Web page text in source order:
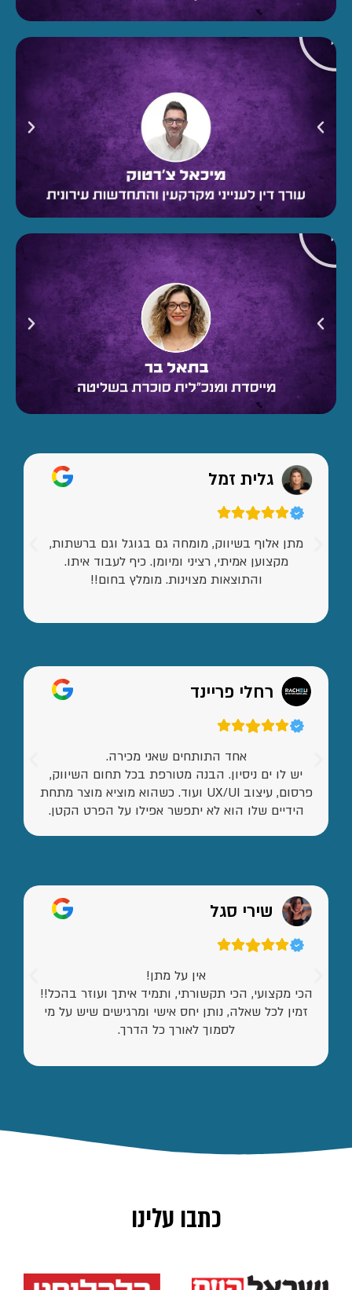
גלית זמל
מתן אלוף בשיווק, מומחה גם בגוגל וגם ברשתות,
מקצוען אמיתי, רציני ומיומן. כיף לעבוד איתו.
והתוצאות מצוינות. מומלץ בחום!!
רחלי פריינד
אחד התותחים שאני מכירה.
יש לו ים ניסיון. הבנה מטורפת בכל תחום השיווק,
פרסום, עיצוב UX/UI ועוד. כשהוא מוציא מוצר מתחת
הידיים שלו הוא לא יתפשר אפילו על הפרט הקטן.
שירי סגל
אין על מתן!
הכי מקצועי, הכי תקשורתי, ותמיד איתך ועוזר בהכל!!
זמין לכל שאלה, נותן יחס אישי ומרגישים שיש על מי
לסמוך לאורך כל הדרך.
כתבו עלינו